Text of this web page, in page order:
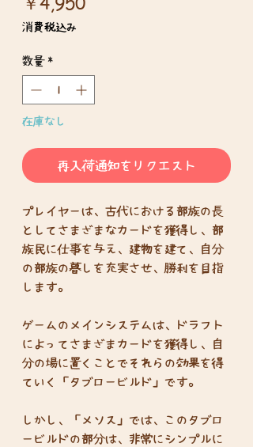
消費税込み
数量 *
在庫なし
再入荷通知をリクエスト
プレイヤーは、古代における部族の長
としてさまざまなカードを獲得し、部
族民に仕事を与え、建物を建て、自分
の部族の暮しを充実させ、勝利を目指
します。
ゲームのメインシステムは、ドラフト
によってさまざまカードを獲得し、自
分の場に置くことでそれらの効果を得
ていく「タブロービルド」です。
しかし、「メソス」では、このタブロ
ービルドの部分は、非常にシンプルに